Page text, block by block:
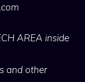
AREA inside
and other